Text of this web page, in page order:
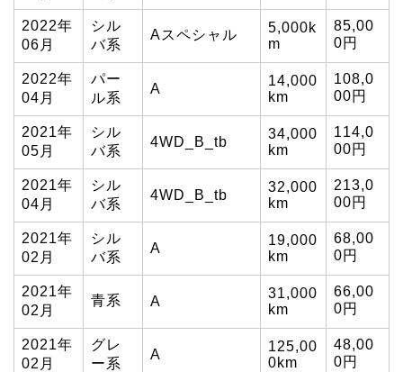
2022年
06月
シル
バ系
Aスペシャル
5,000k
m
85,00
0円
2022年
04月
パー
ル系
A
14,000
km
108,0
00円
2021年
05月
シル
バ系
4WD_B_tb
34,000
km
114,0
00円
2021年
04月
シル
バ系
4WD_B_tb
32,000
km
213,0
00円
2021年
02月
シル
バ系
A
19,000
km
68,00
0円
2021年
02月
青系 A
31,000
km
66,00
0円
2021年
02月
グレ
ー系
A
125,00
0km
48,00
0円